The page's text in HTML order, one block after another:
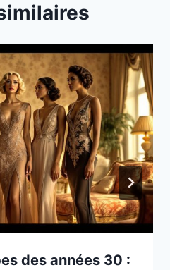
des années 30 :